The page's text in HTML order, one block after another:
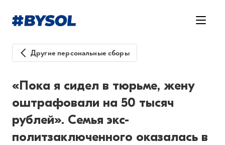
Другие персональные сборы
«Пока я сидел в тюрьме, жену
оштрафовали на 50 тысяч
рублей». Семья экс-
политзаключенного оказалась в